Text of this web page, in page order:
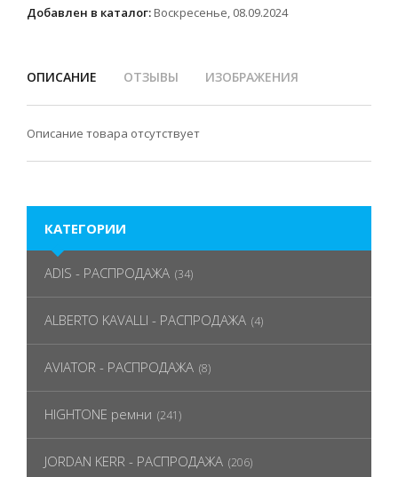
Добавлен в каталог: Воскресенье, 08.09.2024
ОПИСАНИЕ ОТЗЫВЫ ИЗОБРАЖЕНИЯ
Описание товара отсутствует
КАТЕГОРИИ
ADIS - РАСПРОДАЖА (34)
ALBERTO KAVALLI - РАСПРОДАЖА (4)
AVIATOR - РАСПРОДАЖА (8)
HIGHTONE ремни (241)
JORDAN KERR - РАСПРОДАЖА (206)